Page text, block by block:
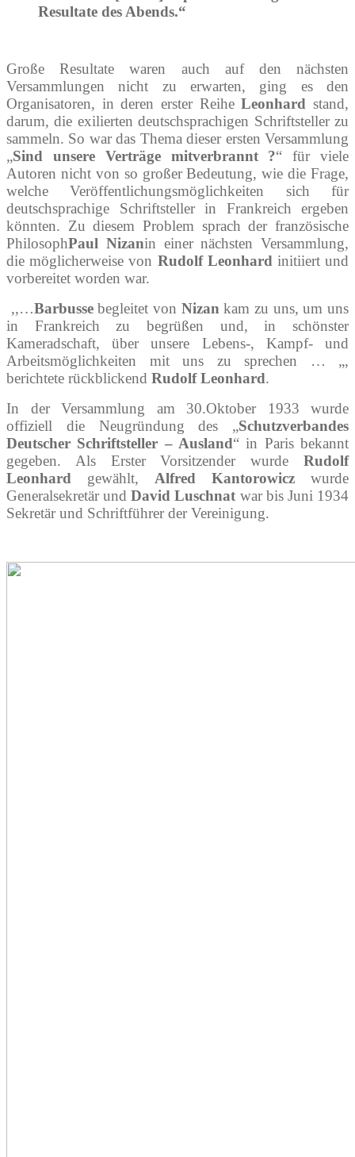
Resultate des Abends.“
Große Resultate waren auch auf den nächsten
Versammlungen nicht zu erwarten, ging es den
Organisatoren, in deren erster ReiheLeonhardstand,
darum, die exilierten deutschsprachigen Schriftsteller zu
sammeln. So war das Thema dieser ersten Versammlung
„Sind unsere Verträge mitverbrannt ?“ für viele
Autoren nicht von so großer Bedeutung, wie die Frage,
welche Veröffentlichungsmöglichkeiten sich für
deutschsprachige Schriftsteller in Frankreich ergeben
könnten. Zu diesem Problem sprach der französische
PhilosophPaul Nizanin einer nächsten Versammlung,
die möglicherweise von Rudolf Leonhard initiiert und
vorbereitet worden war.
,,…Barbussebegleitet von Nizankam zu uns, um uns
in Frankreich zu begrüßen und, in schönster
Kameradschaft, über unsere Lebens-, Kampf- und
Arbeitsmöglichkeiten mit uns zu sprechen … „,
berichtete rückblickend Rudolf Leonhard.
In der Versammlung am 30.Oktober 1933 wurde
offiziell die Neugründung des „Schutzverbandes
Deutscher Schriftsteller – Ausland“ in Paris bekannt
gegeben. Als Erster Vorsitzender wurde Rudolf
Leonhard gewählt, Alfred Kantorowicz wurde
Generalsekretär undDavid Luschnat war bis Juni 1934
Sekretär und Schriftführer der Vereinigung.